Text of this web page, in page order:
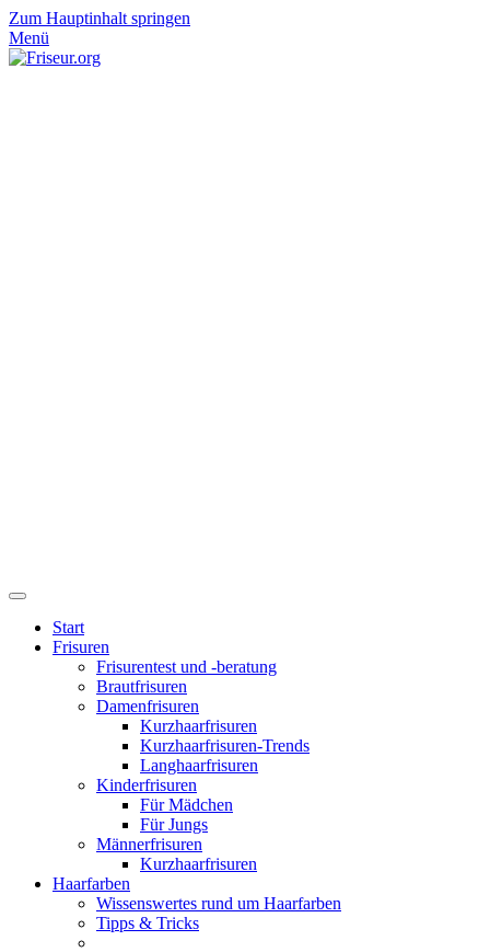
Zum Hauptinhalt springen
Menü
Start
Frisuren
Frisurentest und -beratung
Brautfrisuren
Damenfrisuren
Kurzhaarfrisuren
Kurzhaarfrisuren-Trends
Langhaarfrisuren
Kinderfrisuren
Für Mädchen
Für Jungs
Männerfrisuren
Kurzhaarfrisuren
Haarfarben
Wissenswertes rund um Haarfarben
Tipps & Tricks